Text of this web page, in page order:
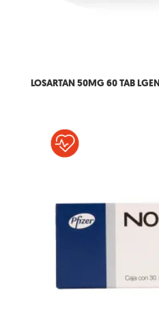
LOSARTAN 50MG 60 TAB LGEN